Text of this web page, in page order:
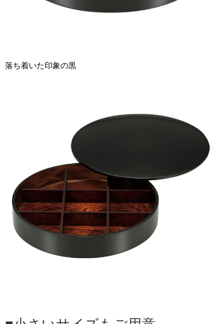
落ち着いた印象の黒